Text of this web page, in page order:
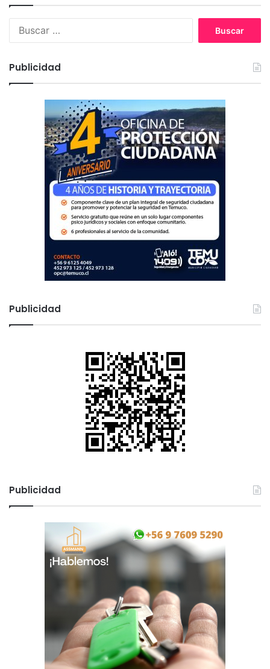
f
a
t
l
s
e
P
r
q
:
Publicidad
Publicidad
Publicidad